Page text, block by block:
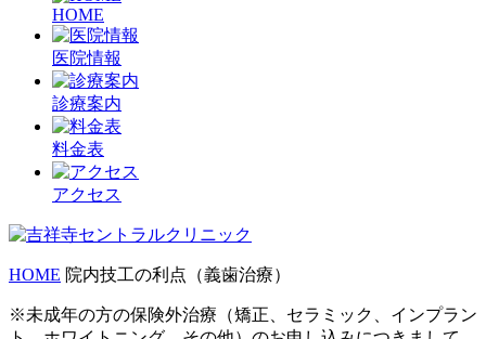
HOME
医院情報
診療案内
料金表
アクセス
HOME 院内技工の利点（義歯治療）
※未成年の方の保険外治療（矯正、セラミック、インプラン